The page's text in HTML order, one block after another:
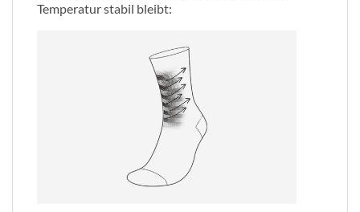
Temperatur stabil bleibt: